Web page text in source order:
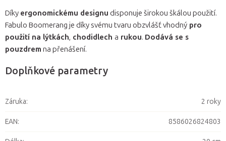
Díky ergonomickému designu disponuje širokou škálou použití.
Fabulo Boomerang je díky svému tvaru obzvlášť vhodný pro
použití na lýtkách, chodidlech a rukou. Dodává se s
pouzdrem na přenášení.
Doplňkové parametry
Záruka: 2 roky
EAN: 8586026824803